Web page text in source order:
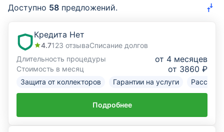
Страхование
Инвестиции
Доступно 58 предложений.
Кредита Нет
4.7123 отзываСписание долгов
Длительность процедуры
от 4 месяцев
Стоимость в месяц от 3860 ₽
Защита от коллекторов Гарантии на услуги
Подробнее